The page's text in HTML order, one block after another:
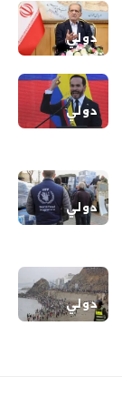
دولي
دولي
دولي
دولي